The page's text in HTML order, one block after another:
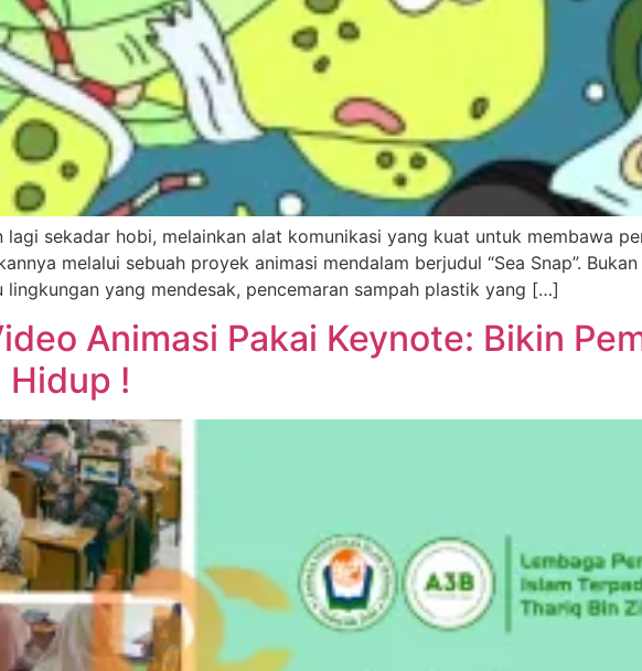
sekadar hobi, melainkan alat komunikasi yang kuat untuk membawa
melalui sebuah proyek animasi mendalam berjudul “Sea Snap”.
yang mendesak, pencemaran sampah plastik yang […]
Animasi Pakai Keynote: Bikin
!